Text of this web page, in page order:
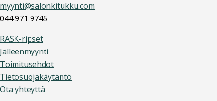
myynti@salonkitukku.com
044 971 9745
RASK-ripset
Jälleenmyynti
Toimitusehdot
Tietosuojakäytäntö
Ota yhteyttä